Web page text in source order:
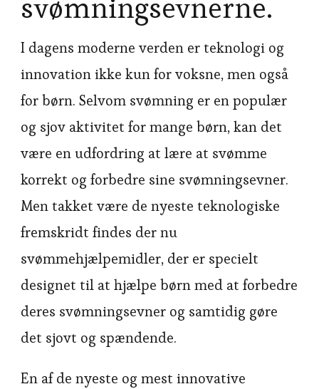
svømningsevnerne.
I dagens moderne verden er teknologi og
innovation ikke kun for voksne, men også
for børn. Selvom svømning er en populær
og sjov aktivitet for mange børn, kan det
være en udfordring at lære at svømme
korrekt og forbedre sine svømningsevner.
Men takket være de nyeste teknologiske
fremskridt findes der nu
svømmehjælpemidler, der er specielt
designet til at hjælpe børn med at forbedre
deres svømningsevner og samtidig gøre
det sjovt og spændende.
En af de nyeste og mest innovative